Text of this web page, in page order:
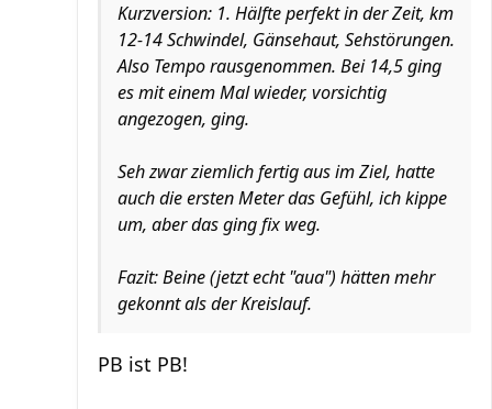
Kurzversion: 1. Hälfte perfekt in der Zeit, km
12-14 Schwindel, Gänsehaut, Sehstörungen.
Also Tempo rausgenommen. Bei 14,5 ging
es mit einem Mal wieder, vorsichtig
angezogen, ging.
Seh zwar ziemlich fertig aus im Ziel, hatte
auch die ersten Meter das Gefühl, ich kippe
um, aber das ging fix weg.
Fazit: Beine (jetzt echt "aua") hätten mehr
gekonnt als der Kreislauf.
PB ist PB!